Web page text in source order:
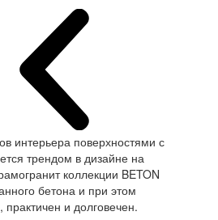
интерьера поверхностями с
трендом в дизайне на
коллекции BETON
бетона и при этом
и долговечен.